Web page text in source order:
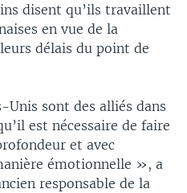
disent qu’ils travaillent
en vue de la
délais du point de
sont des alliés dans
est nécessaire de faire
et avec
émotionnelle », a
responsable de la